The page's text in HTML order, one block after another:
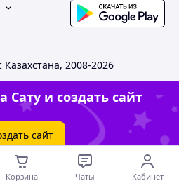
2008-2026
Сату и создать сайт
сайт
Корзина Чаты Кабинет